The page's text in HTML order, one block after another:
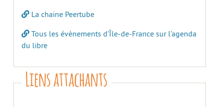
La chaine Peertube
Tous les évènements d’Île-de-France sur l’agenda
du libre
Liens attachants